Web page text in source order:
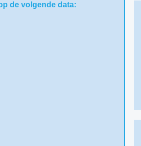
de volgende data: